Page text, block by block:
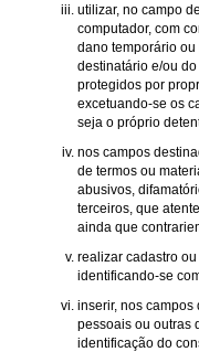
utilizar, no campo
computador, com
dano temporário
destinatário e/ou do
protegidos por
excetuando-se os
seja o próprio
nos campos
de termos ou
abusivos,
terceiros, que
ainda que
realizar cadastro
identificando-se
inserir, nos
pessoais ou outras
identificação do